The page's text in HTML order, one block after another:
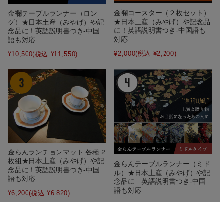
金襴テーブルランナー（ロン
グ）★日本土産（みやげ）や記
念品に！英語説明書つき-中国
語も対応
¥10,500(税込 ¥11,550)
金襴コースター（２枚セット）
★日本土産（みやげ）や記念品
に！英語説明書つき-中国語も
対応
¥2,000(税込 ¥2,200)
金らんランチョンマット 各種 2
枚組★日本土産（みやげ）や記
念品に！英語説明書つき-中国
語も対応
¥6,200(税込 ¥6,820)
金らんテーブルランナー（ミド
ル）★日本土産（みやげ）や記
念品に！英語説明書つき-中国
語も対応